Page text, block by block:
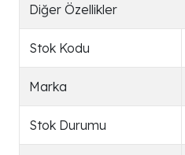
Diğer Özellikler
Stok Kodu
Marka
Stok Durumu